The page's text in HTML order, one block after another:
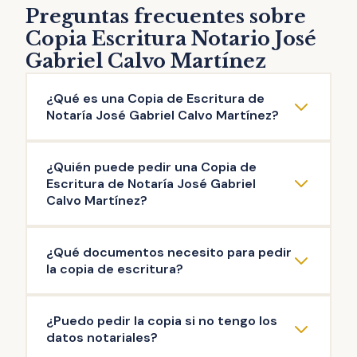
Preguntas frecuentes sobre
Copia Escritura Notario José
Gabriel Calvo Martínez
¿Qué es una Copia de Escritura de
Notaría José Gabriel Calvo Martínez?
Calvo Martínez es una reproducción literal
del contenido de una escritura original
público firmado en esta Notaría: escritura de
compraventa, de hipoteca, testamento,
herencia, poder de representación,
escrituras de operaciones societarias, entre
otras.
¿Quién puede pedir una Copia de
Escritura de Notaría José Gabriel
Calvo Martínez?
Notaría José Gabriel Calvo Martínez las
personas que intervinieron en la misma, así
como aquellas que acrediten un interés
legítimo (ej: herederos del propietario). Es el
Notario quien decide si existe interés legítimo
¿Qué documentos necesito para pedir
la copia de escritura?
trámite de copia de escritura de Notaría
José Gabriel Calvo Martínez es: copia de tu
¿Puedo pedir la copia si no tengo los
datos notariales?